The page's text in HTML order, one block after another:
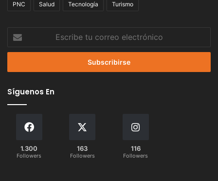
PNC Salud Tecnología Turismo
correo
Síguenos En
1.300
Followers
163
Followers
116
Followers